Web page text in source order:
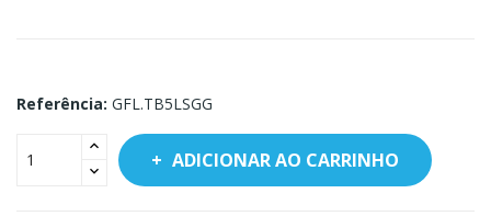
Referência: GFL.TB5LSGG
ADICIONAR AO CARRINHO